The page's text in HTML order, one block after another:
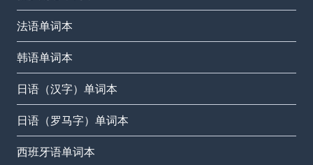
法语单词本
韩语单词本
日语（汉字）单词本
日语（罗马字）单词本
西班牙语单词本